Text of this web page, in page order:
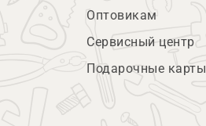
Оптовикам
Сервисный центр
Подарочные карты